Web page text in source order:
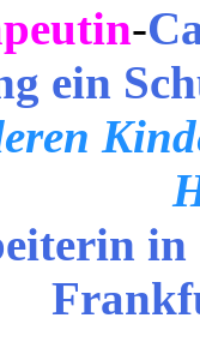
-
ein
in